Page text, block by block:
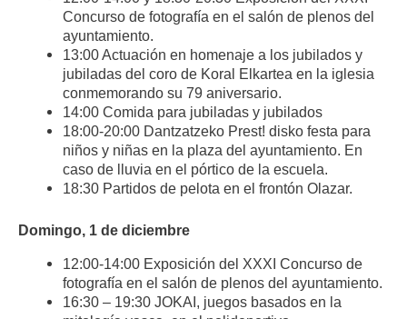
Concurso de fotografía en el salón de plenos del
ayuntamiento.
13:00 Actuación en homenaje a los jubilados y
jubiladas del coro de Koral Elkartea en la iglesia
conmemorando su 79 aniversario.
14:00 Comida para jubiladas y jubilados
18:00-20:00 Dantzatzeko Prest! disko festa para
niños y niñas en la plaza del ayuntamiento. En
caso de lluvia en el pórtico de la escuela.
18:30 Partidos de pelota en el frontón Olazar.
Domingo, 1 de diciembre
12:00-14:00 Exposición del XXXI Concurso de
fotografía en el salón de plenos del ayuntamiento.
16:30 – 19:30 JOKAI, juegos basados en la